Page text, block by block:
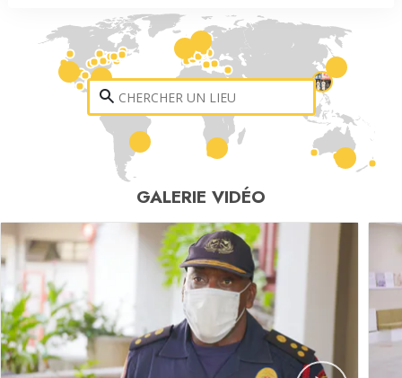
GALERIE VIDÉO